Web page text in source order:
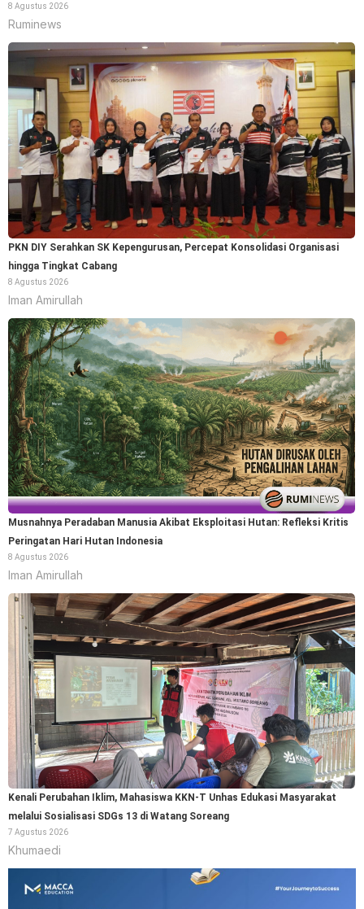
8 Agustus 2026
Ruminews
PKN DIY Serahkan SK Kepengurusan, Percepat Konsolidasi Organisasi
hingga Tingkat Cabang
8 Agustus 2026
Iman Amirullah
Musnahnya Peradaban Manusia Akibat Eksploitasi Hutan: Refleksi Kritis
Peringatan Hari Hutan Indonesia
8 Agustus 2026
Iman Amirullah
Kenali Perubahan Iklim, Mahasiswa KKN-T Unhas Edukasi Masyarakat
melalui Sosialisasi SDGs 13 di Watang Soreang
7 Agustus 2026
Khumaedi